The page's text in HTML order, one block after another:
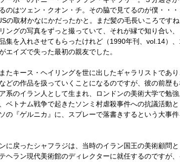
のはツェン・クオン・チ。その脇で見てるのが僕・・
の取材かなにかだったかと。まだ髪の毛長いころです
ングの写真をずっと撮っていて、それが縁で知り合い
集を入れさせてもらったけれど（1990年刊、vol.14）
エイズで失った最初の親友でした。
たキース・ヘイリングを世に出したギャラリストであ
どの作品を扱っていくことになるのですが、彼の前歴も
系のイラン人として生まれ、ロンドンの美術大学で勉
ベトナム戦争で起きたソンミ村虐殺事件への抗議活動
の『ゲルニカ』に、スプレーで落書きするという大事
に戻ったシャフラジは、当時のイラン国王の美術顧問
ヘラン現代美術館のディレクターに就任するのですが